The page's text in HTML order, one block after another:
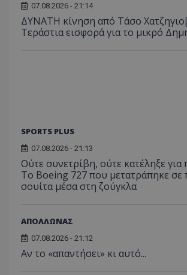
07.08.2026 - 21:14
ΔΥΝΑΤΗ κίνηση από Τάσο
Τεράστια εισφορά για το μικρό
SPORTS PLUS
07.08.2026 - 21:13
Ούτε συνετρίβη, ούτε κατέληξε για
Το Boeing 727 που μετατράπηκε σε
σουίτα μέσα στη ζούγκλα
ΑΠΟΛΛΩΝΑΣ
07.08.2026 - 21:12
Αν το «απαντήσει» κι αυτό...